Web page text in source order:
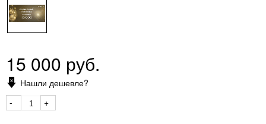
15 000 руб.
Нашли дешевле?
-
+